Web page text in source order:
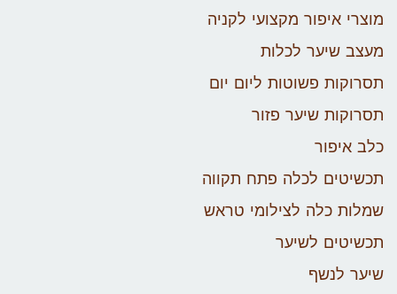
מוצרי איפור מקצועי לקניה
מעצב שיער לכלות
תסרוקות פשוטות ליום יום
תסרוקות שיער פזור
כלב איפור
תכשיטים לכלה פתח תקווה
שמלות כלה לצילומי טראש
תכשיטים לשיער
שיער לנשף